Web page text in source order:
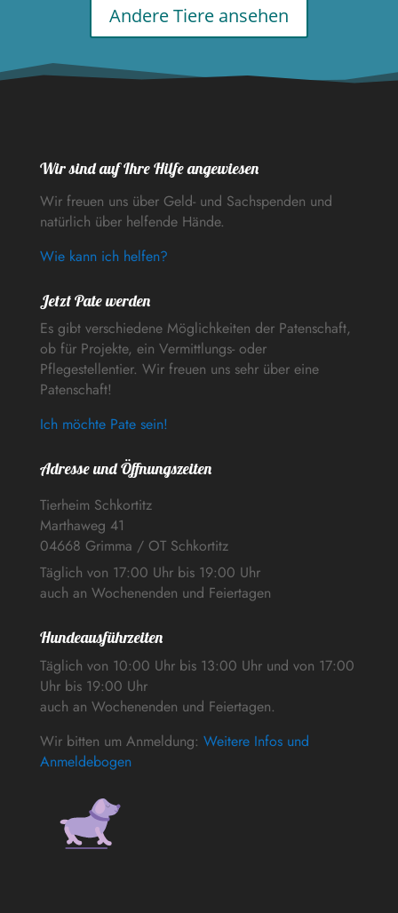
Andere Tiere ansehen
Wir sind auf Ihre Hilfe angewiesen
Wir freuen uns über Geld- und Sachspenden und
natürlich über helfende Hände.
Wie kann ich helfen?
Jetzt Pate werden
Es gibt verschiedene Möglichkeiten der Patenschaft,
ob für Projekte, ein Vermittlungs- oder
Pflegestellentier. Wir freuen uns sehr über eine
Patenschaft!
Ich möchte Pate sein!
Adresse und Öffnungszeiten
Tierheim Schkortitz
Marthaweg 41
04668 Grimma / OT Schkortitz
Täglich von 17:00 Uhr bis 19:00 Uhr
auch an Wochenenden und Feiertagen
Hundeausführzeiten
Täglich von 10:00 Uhr bis 13:00 Uhr und von 17:00
Uhr bis 19:00 Uhr
auch an Wochenenden und Feiertagen.
Wir bitten um Anmeldung: Weitere Infos und
Anmeldebogen